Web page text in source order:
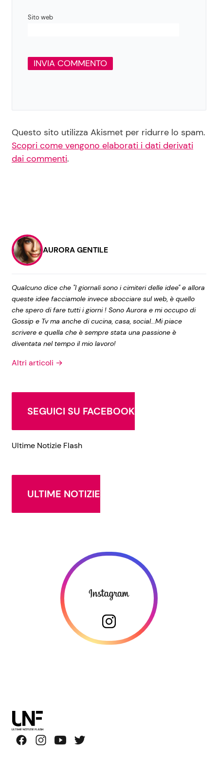
Sito web
Questo sito utilizza Akismet per ridurre lo spam.
Scopri come vengono elaborati i dati derivati
dai commenti.
AURORA GENTILE
Qualcuno dice che "I giornali sono i cimiteri delle idee" e allora
queste idee facciamole invece sbocciare sul web, è quello
che spero di fare tutti i giorni ! Sono Aurora e mi occupo di
Gossip e Tv ma anche di cucina, casa, social...Mi piace
scrivere e quella che è sempre stata una passione è
diventata nel tempo il mio lavoro!
Altri articoli →
SEGUICI SU FACEBOOK
Ultime Notizie Flash
ULTIME NOTIZIE